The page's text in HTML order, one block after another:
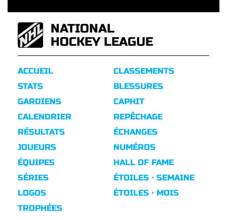
NATIONAL
HOCKEY LEAGUE
ACCUEIL
STATS
GARDIENS
CALENDRIER
RÉSULTATS
CLASSEMENTS
BLESSURES
CAPHIT
REPÊCHAGE
ÉCHANGES
JOUEURS
ÉQUIPES
SÉRIES
LOGOS
TROPHÉES
NUMÉROS
HALL OF FAME
ÉTOILES · SEMAINE
ÉTOILES · MOIS